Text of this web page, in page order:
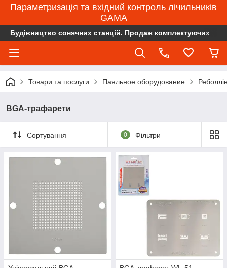
Параметризація та вхідний контроль лічильників
GAMA
Будівництво сонячних станцій. Продаж комплектуючих
Товари та послуги Паяльное оборудование
BGA-трафарети
Сортування 0 Фільтри